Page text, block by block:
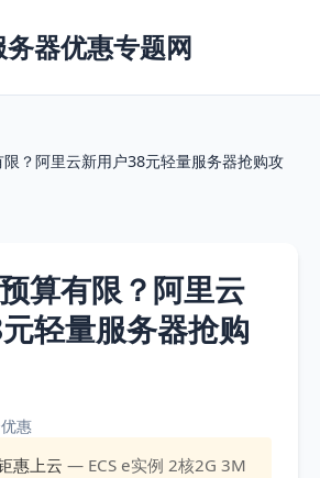
务器优惠专题网
？阿里云新用户38元轻量服务器抢购攻
算有限？阿里云
轻量服务器抢购
惠
惠上云 — ECS e实例 2核2G 3M